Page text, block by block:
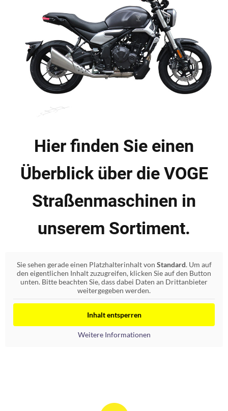
Hier finden Sie einen
Überblick über die VOGE
Straßenmaschinen in
unserem Sortiment.
Sie sehen gerade einen Platzhalterinhalt von Standard. Um auf
den eigentlichen Inhalt zuzugreifen, klicken Sie auf den Button
unten. Bitte beachten Sie, dass dabei Daten an Drittanbieter
weitergegeben werden.
Inhalt entsperren
Weitere Informationen